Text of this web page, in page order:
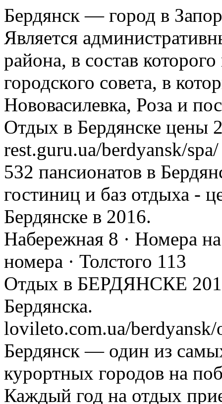
Бердянск — город в
Является
района, в состав
городского совета, в
Нововасилевка, Роза и
Отдых в Бердянске цены
rest.guru.ua/berdyansk/spa/
532 пансионатов в
гостиниц и баз отдыха -
Бердянске в 2016.
‎Набережная 8 · ‎Номера
номера · ‎Толстого 113
Отдых в БЕРДЯНСКЕ
Бердянска.
lovileto.com.ua/
Бердянск — один из
курортных городов на
Каждый год на отдых